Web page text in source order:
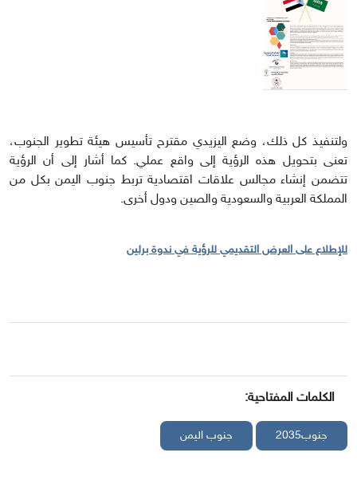
ولتنفيذ كل ذلك، وضع اليزيدي مقترح تأسيس هيئة تطوير الجنوب،
تعنى بتحويل هذه الرؤية إلى واقع عملي. كما أشار إلى أن الرؤية
تتضمن إنشاء مجالس علاقات اقتصادية تربط جنوب اليمن بكل من
المملكة العربية والسعودية والصين ودول أخرى.
للإطلاع على العرض التقديمي للرؤية في ندوة برلين
الكلمات المفتاحية:
جنوب2035 جنوب اليمن